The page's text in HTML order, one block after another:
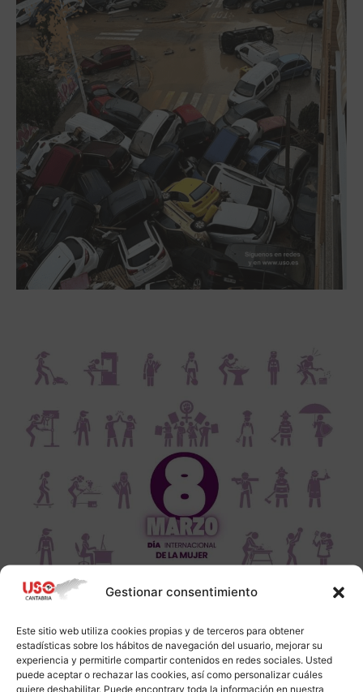
Gestionar consentimiento
Este sitio web utiliza cookies propias y de terceros para obtener
estadísticas sobre los hábitos de navegación del usuario, mejorar su
experiencia y permitirle compartir contenidos en redes sociales. Usted
puede aceptar o rechazar las cookies, así como personalizar cuáles
quiere deshabilitar. Puede encontrarv toda la información en nuestra